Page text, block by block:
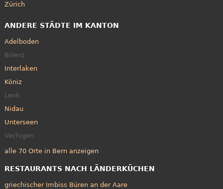
Zürich
ANDERE STÄDTE IM KANTON
Adelboden
Brienz
Interlaken
Köniz
Lenk
Nidau
Unterseen
Vechigen
alle 70 Orte in Bern anzeigen
RESTAURANTS NACH LÄNDERKÜCHEN
griechischer Imbiss Büren an der Aare